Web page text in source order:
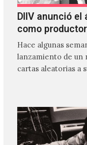
DIIV anunció el
como productor
Hace algunas
lanzamiento de un
cartas aleatorias a